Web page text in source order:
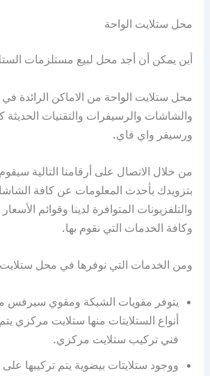
محل ستلايت الواحة
أين يمكن أن أجد محل لبيع مستلزمات
محل ستلايت الواحة من الاماكن الرائدة في
والشاشات والرسيفرات والتقنيات
ورسيفر واي فاي.
من خلال الاتصال على أرقامنا التالية
بتزويدك بأحدث المعلومات عن كافة
والتلفزيونات المتوافرة لدينا وقوائم
وكافة الخدمات التي نقوم بها.
ومن الخدمات التي نوفرها في محل ستلايت
يتوفر مقويات الشبكة ومقوي سيرفس
أنواع الستلايتات منها ستلايت مركزي
فني تركيب ستلايت مركزي.
ووجود ستلايتات بيضوية يتم تركيبها على